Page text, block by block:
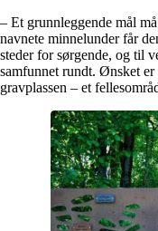
– Et grunnleggende mål
navnete minnelunder får
steder for sørgende, og til
samfunnet rundt. Ønsket
gravplassen – et